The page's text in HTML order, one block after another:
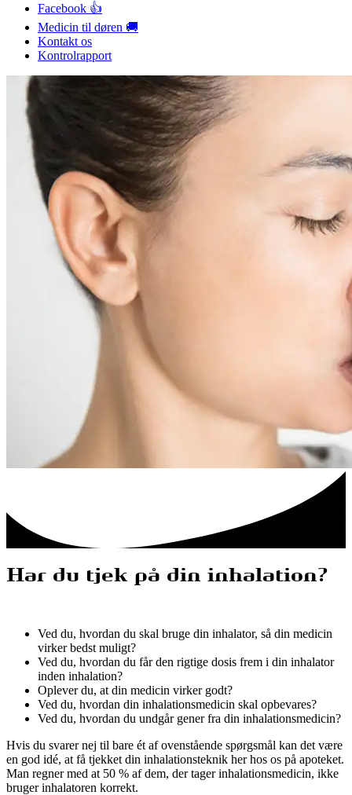
Facebook 👍
Medicin til døren 🚚
Kontakt os
Kontrolrapport
Har du tjek på din inhalation?
Ved du, hvordan du skal bruge din inhalator, så din medicin
virker bedst muligt?
Ved du, hvordan du får den rigtige dosis frem i din inhalator
inden inhalation?
Oplever du, at din medicin virker godt?
Ved du, hvordan din inhalationsmedicin skal opbevares?
Ved du, hvordan du undgår gener fra din inhalationsmedicin?
Hvis du svarer nej til bare ét af ovenstående spørgsmål kan det være
en god idé, at få tjekket din inhalationsteknik her hos os på apoteket.
Man regner med at 50 % af dem, der tager inhalationsmedicin, ikke
bruger inhalatoren korrekt.